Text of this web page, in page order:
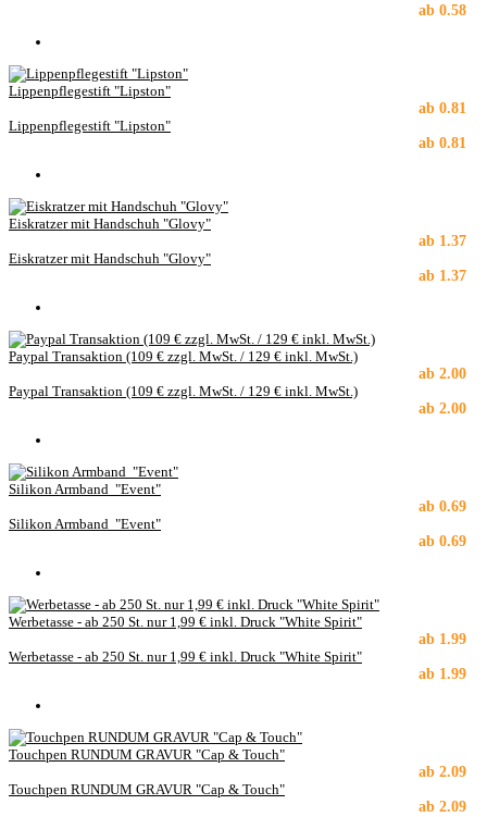
ab 0.58
Lippenpflegestift "Lipston"
ab 0.81
Lippenpflegestift "Lipston"
ab 0.81
Eiskratzer mit Handschuh "Glovy"
ab 1.37
Eiskratzer mit Handschuh "Glovy"
ab 1.37
Paypal Transaktion (109 € zzgl. MwSt. / 129 € inkl. MwSt.)
ab 2.00
Paypal Transaktion (109 € zzgl. MwSt. / 129 € inkl. MwSt.)
ab 2.00
Silikon Armband "Event"
ab 0.69
Silikon Armband "Event"
ab 0.69
Werbetasse - ab 250 St. nur 1,99 € inkl. Druck "White Spirit"
ab 1.99
Werbetasse - ab 250 St. nur 1,99 € inkl. Druck "White Spirit"
ab 1.99
Touchpen RUNDUM GRAVUR "Cap & Touch"
ab 2.09
Touchpen RUNDUM GRAVUR "Cap & Touch"
ab 2.09